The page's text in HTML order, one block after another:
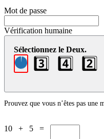
Mot de passe
Vérification humaine
Sélectionnez le Deux.
3️⃣ 4️⃣ 2️⃣
Prouvez que vous n’êtes pas une
10 + 5 =